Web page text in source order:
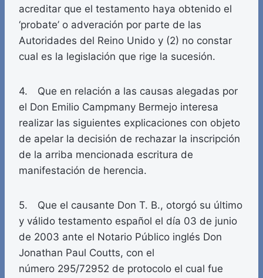
acreditar que el testamento haya obtenido el
‘probate’ o adveración por parte de las
Autoridades del Reino Unido y (2) no constar
cual es la legislación que rige la sucesión.
4. Que en relación a las causas alegadas por
el Don Emilio Campmany Bermejo interesa
realizar las siguientes explicaciones con objeto
de apelar la decisión de rechazar la inscripción
de la arriba mencionada escritura de
manifestación de herencia.
5. Que el causante Don T. B., otorgó su último
y válido testamento español el día 03 de junio
de 2003 ante el Notario Público inglés Don
Jonathan Paul Coutts, con el
número 295/72952 de protocolo el cual fue